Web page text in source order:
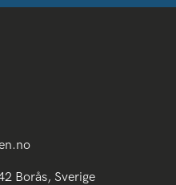
Borås, Sverige